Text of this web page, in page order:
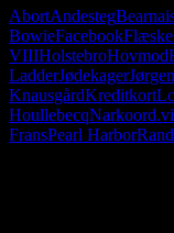
AbortAndesteg
BowieFacebook
VIIIHolstebroHovmod
LadderJødekager
KnausgårdKreditkort
HoullebecqNarko
FransPearl Harbor